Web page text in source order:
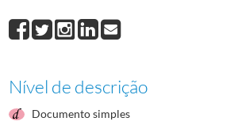
Nível de descrição
Documento simples